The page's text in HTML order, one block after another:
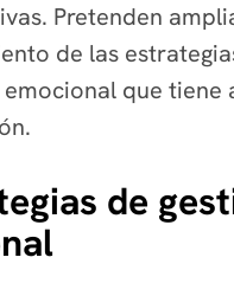
Pretenden
de las
que tiene
de